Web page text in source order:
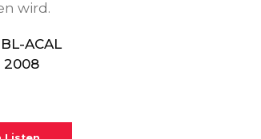
wird.
ACAL
2008